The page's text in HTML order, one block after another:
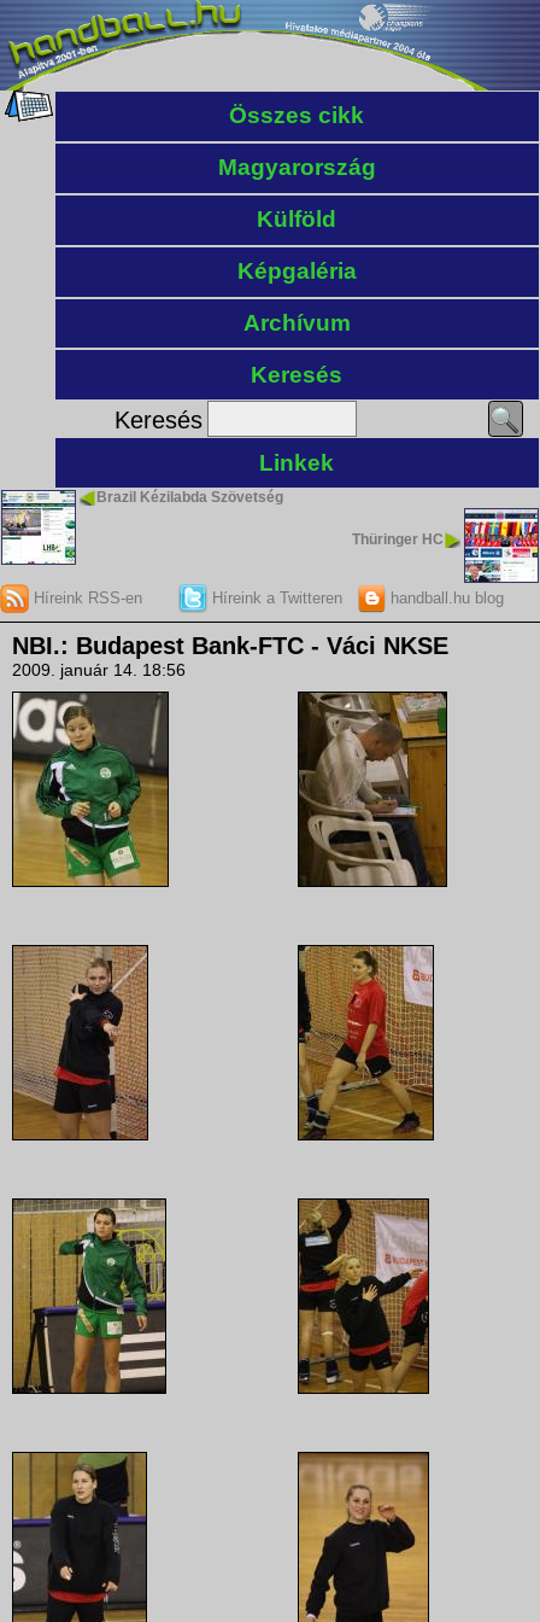
Összes cikk
Magyarország
Külföld
Képgaléria
Archívum
Keresés
Keresés
Linkek
Brazil Kézilabda Szövetség
Thüringer HC
Híreink RSS-en Híreink a Twitteren handball.hu blog
NBI.: Budapest Bank-FTC - Váci NKSE
2009. január 14. 18:56